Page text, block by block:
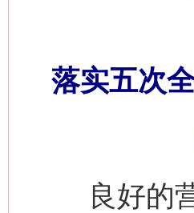
落实五次
良好的营